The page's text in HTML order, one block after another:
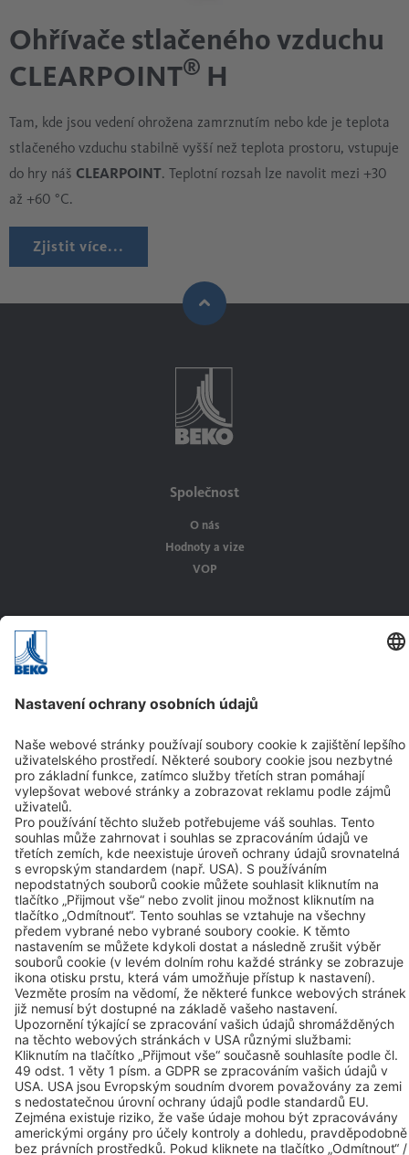
Ohřívače stlačeného vzduchu
CLEARPOINT® H
Tam, kde jsou vedení ohrožena zamrznutím nebo kde je teplota
stlačeného vzduchu stabilně vyšší než teplota prostoru, vstupuje
do hry náš CLEARPOINT. Teplotní rozsah lze navolit mezi +30
až +60 °C.
Zjistit více...
Společnost
O nás
Hodnoty a vize
VOP
Aplikace
Odvětví průmyslu
BEKO TECHNOLOGIES s.r.o.
Na Pankráci 322/26
140 00 Praha 4
Telefon: +420 24 14 14 717
Telefon: +420 24 14 09 333
Mobil: +420 606 066 115
Kontakt
Odkazy